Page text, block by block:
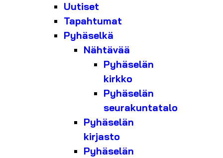
Uutiset
Tapahtumat
Pyhäselkä
Nähtävää
Pyhäselän
kirkko
Pyhäselän
seurakuntatalo
Pyhäselän
kirjasto
Pyhäselän